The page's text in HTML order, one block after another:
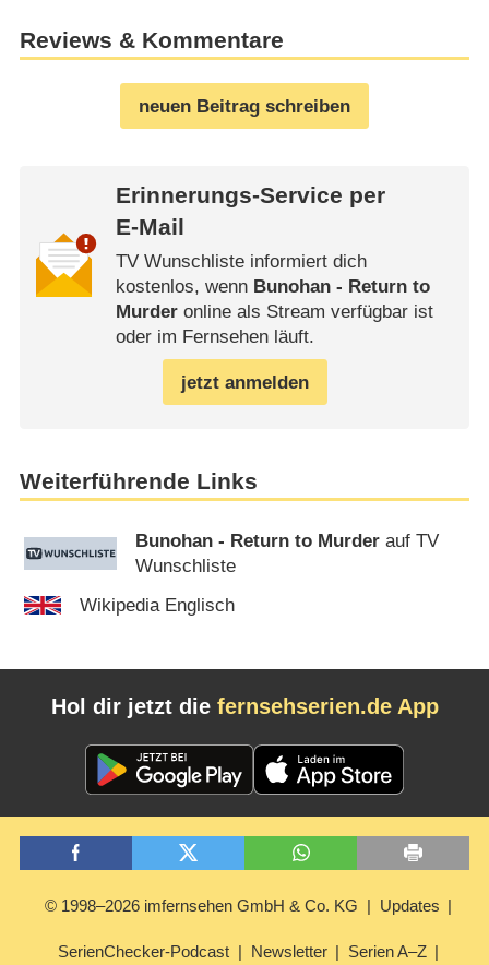
Reviews & Kommentare
neuen Beitrag schreiben
Erinnerungs-Service per
E-Mail
TV Wunschliste informiert dich
kostenlos, wenn Bunohan - Return to
Murderonline als Stream verfügbar ist
oder im Fernsehen läuft.
jetzt anmelden
Weiterführende Links
Bunohan - Return to Murder auf TV
Wunschliste
Wikipedia Englisch
Hol dir jetzt die fernsehserien.de App
© 1998–2026 imfernsehen GmbH & Co. KG Updates
SerienChecker-Podcast Newsletter Serien A–Z